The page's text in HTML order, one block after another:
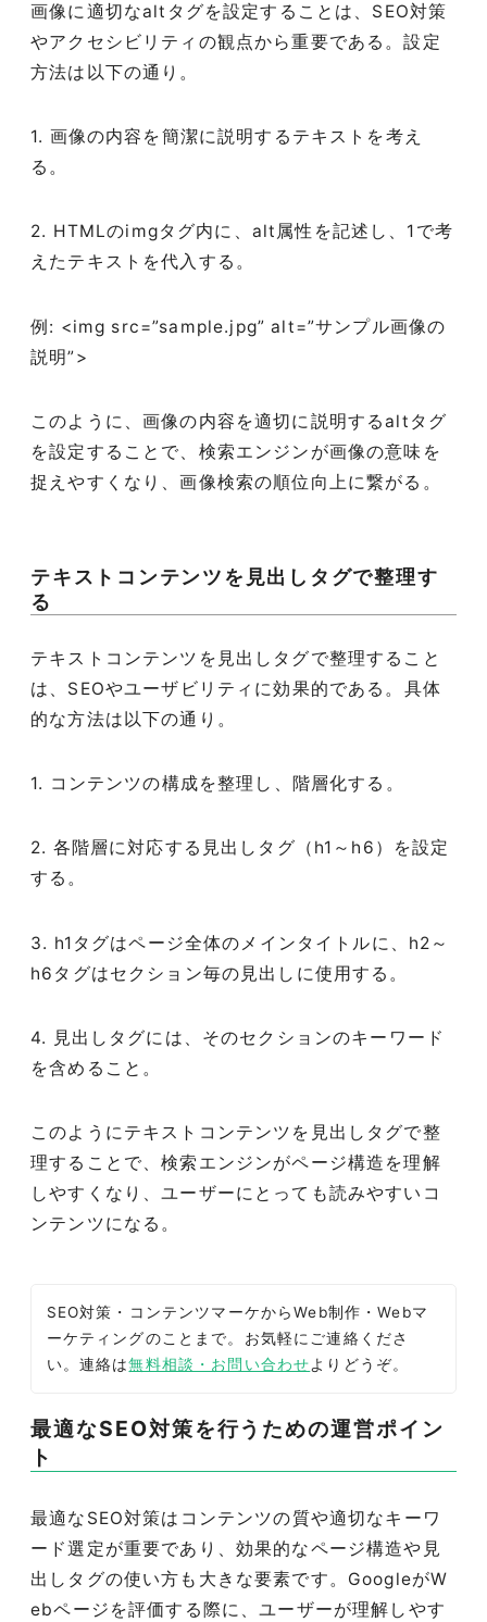
画像に適切なaltタグを設定することは、SEO対策
やアクセシビリティの観点から重要である。設定
方法は以下の通り。
1. 画像の内容を簡潔に説明するテキストを考え
る。
2. HTMLのimgタグ内に、alt属性を記述し、1で考
えたテキストを代入する。
例: <img src=”sample.jpg” alt=”サンプル画像の
説明”>
このように、画像の内容を適切に説明するaltタグ
を設定することで、検索エンジンが画像の意味を
捉えやすくなり、画像検索の順位向上に繋がる。
テキストコンテンツを見出しタグで整理す
る
テキストコンテンツを見出しタグで整理すること
は、SEOやユーザビリティに効果的である。具体
的な方法は以下の通り。
1. コンテンツの構成を整理し、階層化する。
2. 各階層に対応する見出しタグ（h1～h6）を設定
する。
3. h1タグはページ全体のメインタイトルに、h2～
h6タグはセクション毎の見出しに使用する。
4. 見出しタグには、そのセクションのキーワード
を含めること。
このようにテキストコンテンツを見出しタグで整
理することで、検索エンジンがページ構造を理解
しやすくなり、ユーザーにとっても読みやすいコ
ンテンツになる。
SEO対策・コンテンツマーケからWeb制作・Webマ
ーケティングのことまで。お気軽にご連絡くださ
い。連絡は無料相談・お問い合わせよりどうぞ。
最適なSEO対策を行うための運営ポイン
ト
最適なSEO対策はコンテンツの質や適切なキーワ
ード選定が重要であり、効果的なページ構造や見
出しタグの使い方も大きな要素です。GoogleがW
ebページを評価する際に、ユーザーが理解しやす